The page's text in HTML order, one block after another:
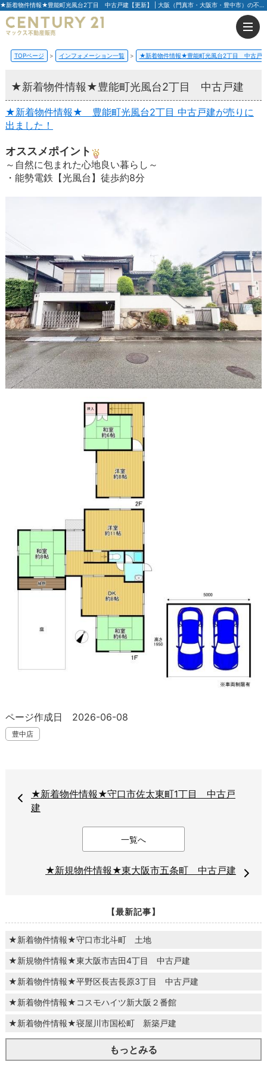
★新着物件情報★豊能町光風台2丁目 中古戸建【更新】 | 大阪（門真市・大阪市・豊中市）の不動産はセンチュリー21マックス不動産販売
TOPページ インフォメーション一覧 ★新着物件情報★豊能町光風台2丁目 中古戸
★新着物件情報★豊能町光風台2丁目 中古戸建
★新着物件情報★ 豊能町光風台2丁目 中古戸建が売りに
出ました！
オススメポイント
～自然に包まれた心地良い暮らし～
・能勢電鉄【光風台】徒歩約8分
ページ作成日 2026-06-08
豊中店
★新着物件情報★守口市佐太東町1丁目 中古戸
建
一覧へ
★新規物件情報★東大阪市五条町 中古戸建
【最新記事】
★新着物件情報★守口市北斗町 土地
★新規物件情報★東大阪市吉田4丁目 中古戸建
★新着物件情報★平野区長吉長原3丁目 中古戸建
★新着物件情報★コスモハイツ新大阪２番館
★新着物件情報★寝屋川市国松町 新築戸建
もっとみる